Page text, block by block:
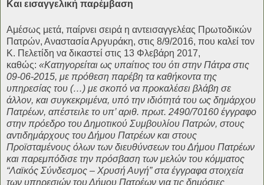
Και εισαγγελική παρέμβαση
Αμέσως μετά, παίρνει σειρά η αντεισαγγελέας Πρωτοδικών
Πατρών, Αναστασία Αργυράκη, στις 8/9/2016, που καλεί τον
Κ. Πελετίδη να δικαστεί στις 13 Φλεβάρη 2017,
καθώς: «Κατηγορείται ως υπαίτιος του ότι στην Πάτρα στις
09-06-2015, με πρόθεση παρέβη τα καθήκοντα της
υπηρεσίας του (…) με σκοπό να προκαλέσει βλάβη σε
άλλον, και συγκεκριμένα, υπό την ιδιότητά του ως δημάρχου
Πατρέων, απέστειλε το υπ’ αριθ. πρωτ. 2490/70160 έγγραφο
στην πρόεδρο του Δημοτικού Συμβουλίου Πατρών, στους
αντιδημάρχους του Δήμου Πατρέων και στους
Προϊσταμένους όλων των διευθύνσεων του Δήμου Πατρέων
και παρεμπόδισε την πρόσβαση των μελών του κόμματος
“Λαϊκός Σύνδεσμος – Χρυσή Αυγή” στα έγγραφα στοιχεία
των υπηρεσιών του Δήμου Πατρέων για τις δημόσιες